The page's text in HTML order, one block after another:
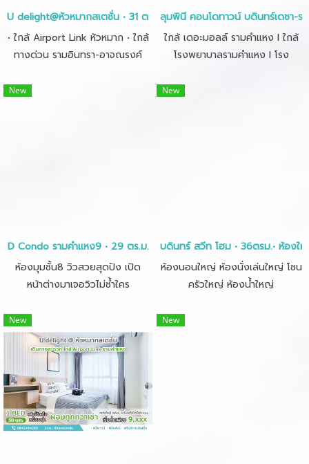
U delight@หัวหมากสเตชั่น • 31 ตรม
• ใกล้ Airport Link หัวหมาก • ใกล้
ทางด่วน รามอินทรา-อาจณรงค์
ลุมพินี คอนโดทาวน์ บดินทร์เดชา-ร
ใกล้ เดอะมอลล์ รามคำแหง l ใกล้
โรงพยาบาลรามคำแหง l โรง
New
D Condo รามคำแหง9 • 29 ตร.ม.
ห้องมุมชั้น8 วิวสวยสุดปัง เปิด
หน้าต่างมาเจอวิวไม่ซ้ำใคร
New
บดินทร์ สวีท โฮม • 36ตรม.• ห้องใ
ห้องนอนใหญ่ ห้องนั่งเล่นใหญ่ โซน
ครัวใหญ่ ห้องน้ำใหญ่
New New